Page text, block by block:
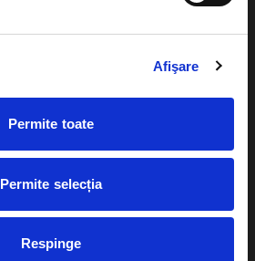
Afişare
Permite toate
Permite selecția
Respinge
Cum comand bilete?
eBilet printat acasa